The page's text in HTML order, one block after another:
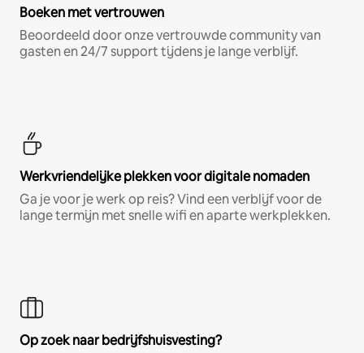
Boeken met vertrouwen
Beoordeeld door onze vertrouwde community van
gasten en 24/7 support tijdens je lange verblijf.
Werkvriendelijke plekken voor digitale nomaden
Ga je voor je werk op reis? Vind een verblijf voor de
lange termijn met snelle wifi en aparte werkplekken.
Op zoek naar bedrijfshuisvesting?